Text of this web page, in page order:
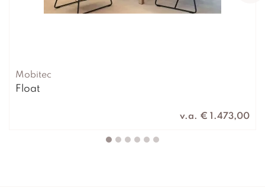
Mobitec
Float
v.a. € 1.473,00